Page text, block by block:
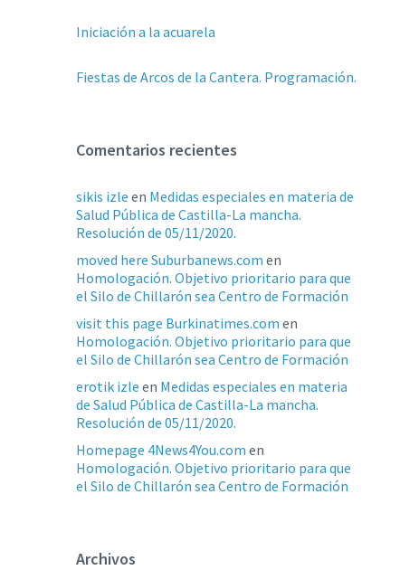
Iniciación a la acuarela
Fiestas de Arcos de la Cantera. Programación.
Comentarios recientes
sikis izle en Medidas especiales en materia de
Salud Pública de Castilla-La mancha.
Resolución de 05/11/2020.
moved here Suburbanews.com en
Homologación. Objetivo prioritario para que
el Silo de Chillarón sea Centro de Formación
visit this page Burkinatimes.com en
Homologación. Objetivo prioritario para que
el Silo de Chillarón sea Centro de Formación
erotik izle en Medidas especiales en materia
de Salud Pública de Castilla-La mancha.
Resolución de 05/11/2020.
Homepage 4News4You.com en
Homologación. Objetivo prioritario para que
el Silo de Chillarón sea Centro de Formación
Archivos